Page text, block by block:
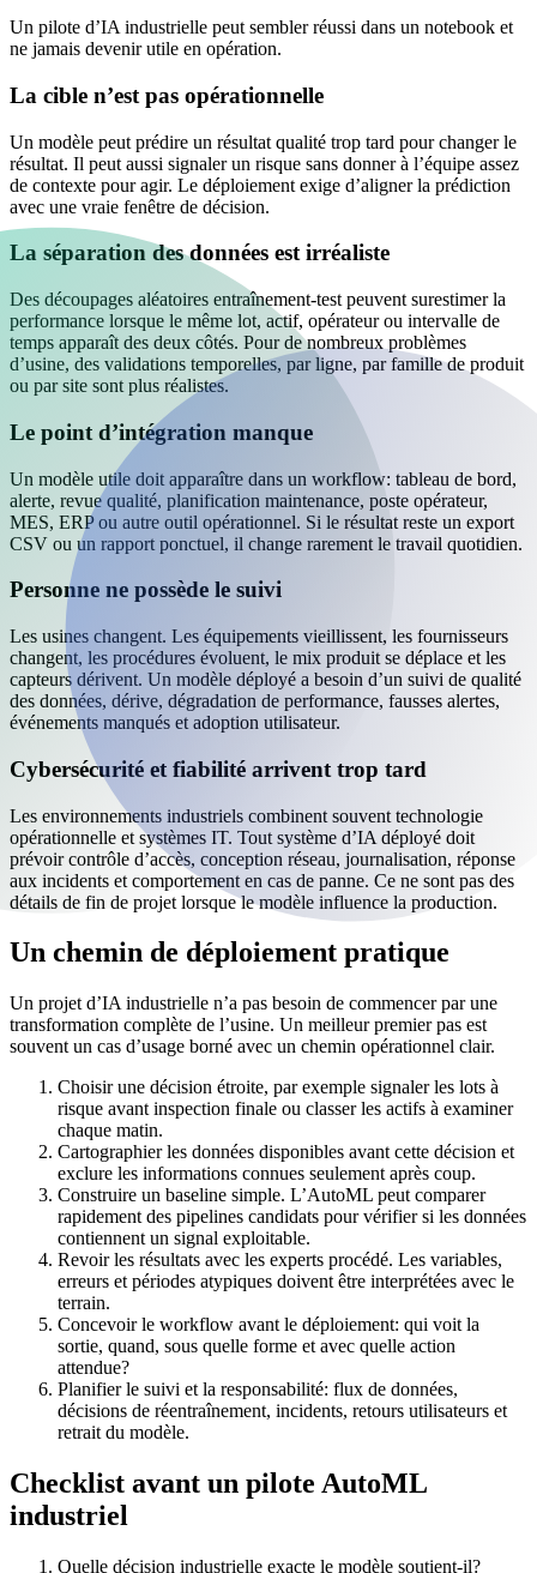
Un pilote d’IA industrielle peut sembler réussi dans un notebook et
ne jamais devenir utile en opération.
La cible n’est pas opérationnelle
Un modèle peut prédire un résultat qualité trop tard pour changer le
résultat. Il peut aussi signaler un risque sans donner à l’équipe assez
de contexte pour agir. Le déploiement exige d’aligner la prédiction
avec une vraie fenêtre de décision.
La séparation des données est irréaliste
Des découpages aléatoires entraînement-test peuvent surestimer la
performance lorsque le même lot, actif, opérateur ou intervalle de
temps apparaît des deux côtés. Pour de nombreux problèmes
d’usine, des validations temporelles, par ligne, par famille de produit
ou par site sont plus réalistes.
Le point d’intégration manque
Un modèle utile doit apparaître dans un workflow: tableau de bord,
alerte, revue qualité, planification maintenance, poste opérateur,
MES, ERP ou autre outil opérationnel. Si le résultat reste un export
CSV ou un rapport ponctuel, il change rarement le travail quotidien.
Personne ne possède le suivi
Les usines changent. Les équipements vieillissent, les fournisseurs
changent, les procédures évoluent, le mix produit se déplace et les
capteurs dérivent. Un modèle déployé a besoin d’un suivi de qualité
des données, dérive, dégradation de performance, fausses alertes,
événements manqués et adoption utilisateur.
Cybersécurité et fiabilité arrivent trop tard
Les environnements industriels combinent souvent technologie
opérationnelle et systèmes IT. Tout système d’IA déployé doit
prévoir contrôle d’accès, conception réseau, journalisation, réponse
aux incidents et comportement en cas de panne. Ce ne sont pas des
détails de fin de projet lorsque le modèle influence la production.
Un chemin de déploiement pratique
Un projet d’IA industrielle n’a pas besoin de commencer par une
transformation complète de l’usine. Un meilleur premier pas est
souvent un cas d’usage borné avec un chemin opérationnel clair.
Choisir une décision étroite, par exemple signaler les lots à
risque avant inspection finale ou classer les actifs à examiner
chaque matin.
Cartographier les données disponibles avant cette décision et
exclure les informations connues seulement après coup.
Construire un baseline simple. L’AutoML peut comparer
rapidement des pipelines candidats pour vérifier si les données
contiennent un signal exploitable.
Revoir les résultats avec les experts procédé. Les variables,
erreurs et périodes atypiques doivent être interprétées avec le
terrain.
Concevoir le workflow avant le déploiement: qui voit la
sortie, quand, sous quelle forme et avec quelle action
attendue?
Planifier le suivi et la responsabilité: flux de données,
décisions de réentraînement, incidents, retours utilisateurs et
retrait du modèle.
Checklist avant un pilote AutoML
industriel
Quelle décision industrielle exacte le modèle soutient-il?